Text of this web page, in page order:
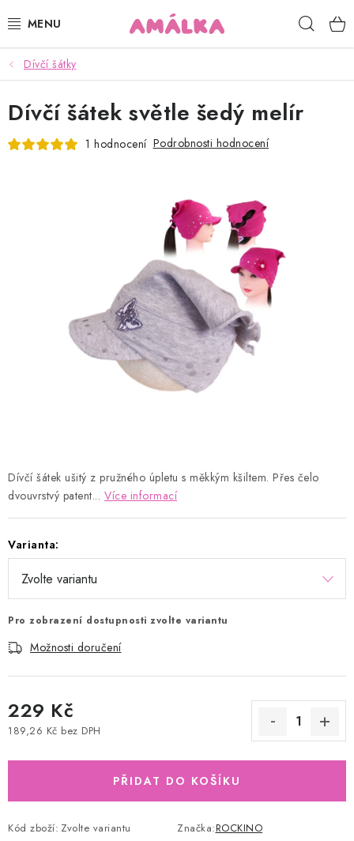
na
KOJENECKÉ, DĚTSKÉ OBLEČENÍ
ČEPICE, RUKAVICE, NÁKRČNÍKY
OSUŠKY, BRYNDÁKY, DEKY, DOPLŇKY
HODNOCENÍ OBCHODU
Proč AMÁLKA?
Doprava a platba
Postup pro vrácení a výměnu
Dívčí šátky
Dívčí šátek ušitý z pružného úpletu s měkkým kšiltem. Přes čelo
dvouvrstvý patent... Více informací
Varianta:
Pro zobrazení dostupnosti zvolte variantu
Možnosti doručení
229 Kč
189,26 Kč bez DPH
PŘIDAT DO KOŠÍKU
Kód zboží: Zvolte variantu Značka:ROCKINO
Dívčí šátek světle šedý melír
1 hodnocení Podrobnosti hodnocení